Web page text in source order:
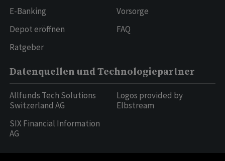
E-Banking
Depot eröffnen
Ratgeber
Vorsorge
FAQ
Datenquellen und Technologiepartner
Allfunds Tech Solutions
Switzerland AG
SIX Financial Information
AG
Logos provided by
Elbstream